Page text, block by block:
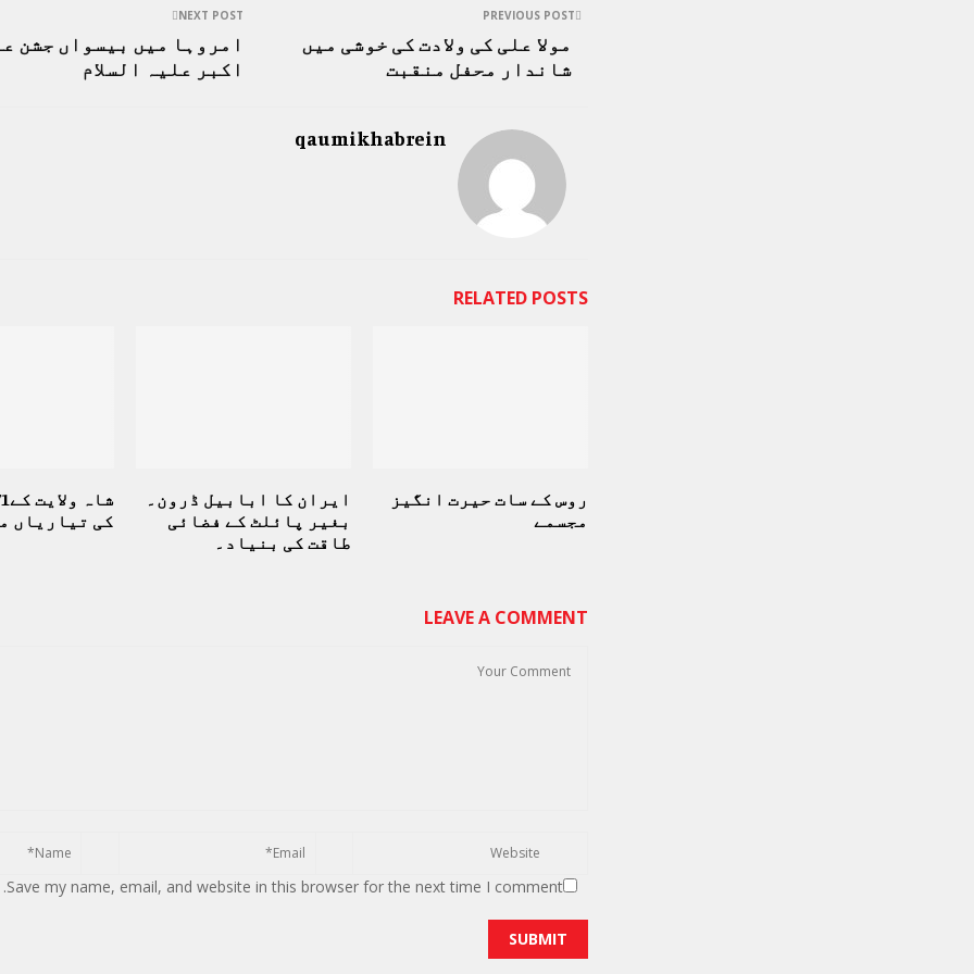
PREVIOUS POST
مولا علی کی ولادت کی خوشی میں
شاندار محفل منقبت
NEXT POST
امروہا میں بیسواں جشن
اکبر علیہ السلام
qaumikhabrein
RELATED POSTS
کی تیاریاں
ایران کا ابابیل ڈرون۔
بغیر پائلٹ کے فضائی
طاقت کی بنیاد۔
روس کے سات حیرت انگیز
مجسمے
LEAVE A COMMENT
Save my name, email, and website in this browser for the next time I comment.